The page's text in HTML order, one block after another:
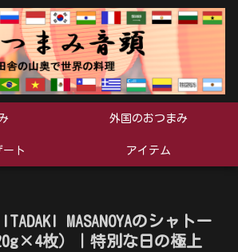
外国のおつまみ
ート アイテム
MASANOYAのシャトー
枚）｜特別な日の極上